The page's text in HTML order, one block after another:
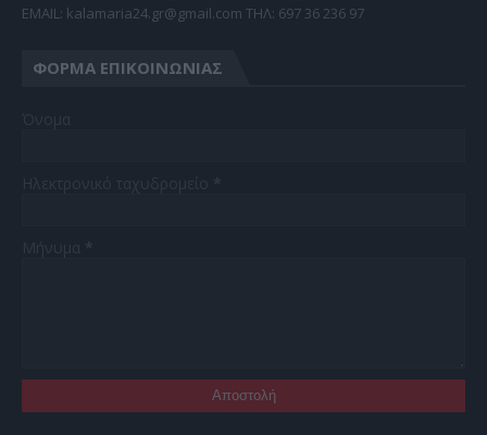
EMAIL: kalamaria24.gr@gmail.com TΗΛ: 697 36 236 97
ΦΌΡΜΑ ΕΠΙΚΟΙΝΩΝΊΑΣ